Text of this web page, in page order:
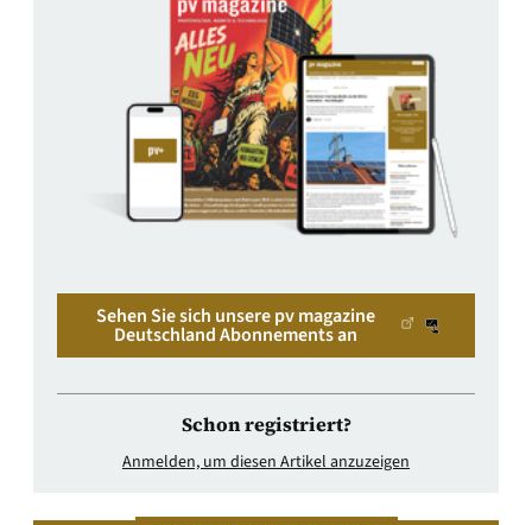
Sehen Sie sich unsere pv magazine
Deutschland Abonnements an
Schon registriert?
Anmelden, um diesen Artikel anzuzeigen